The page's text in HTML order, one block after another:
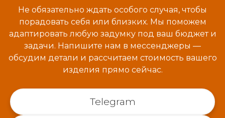
Не обязательно ждать особого случая, чтобы
порадовать себя или близких. Мы поможем
адаптировать любую задумку под ваш бюджет и
задачи. Напишите нам в мессенджеры —
обсудим детали и рассчитаем стоимость вашего
изделия прямо сейчас.
Telegram